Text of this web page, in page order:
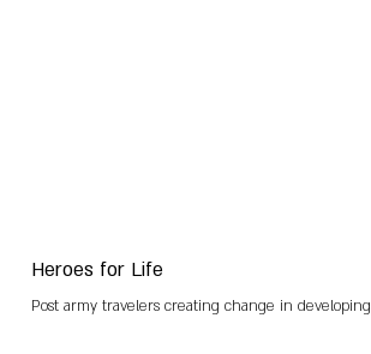
Heroes for Life
Post army travelers creating change in